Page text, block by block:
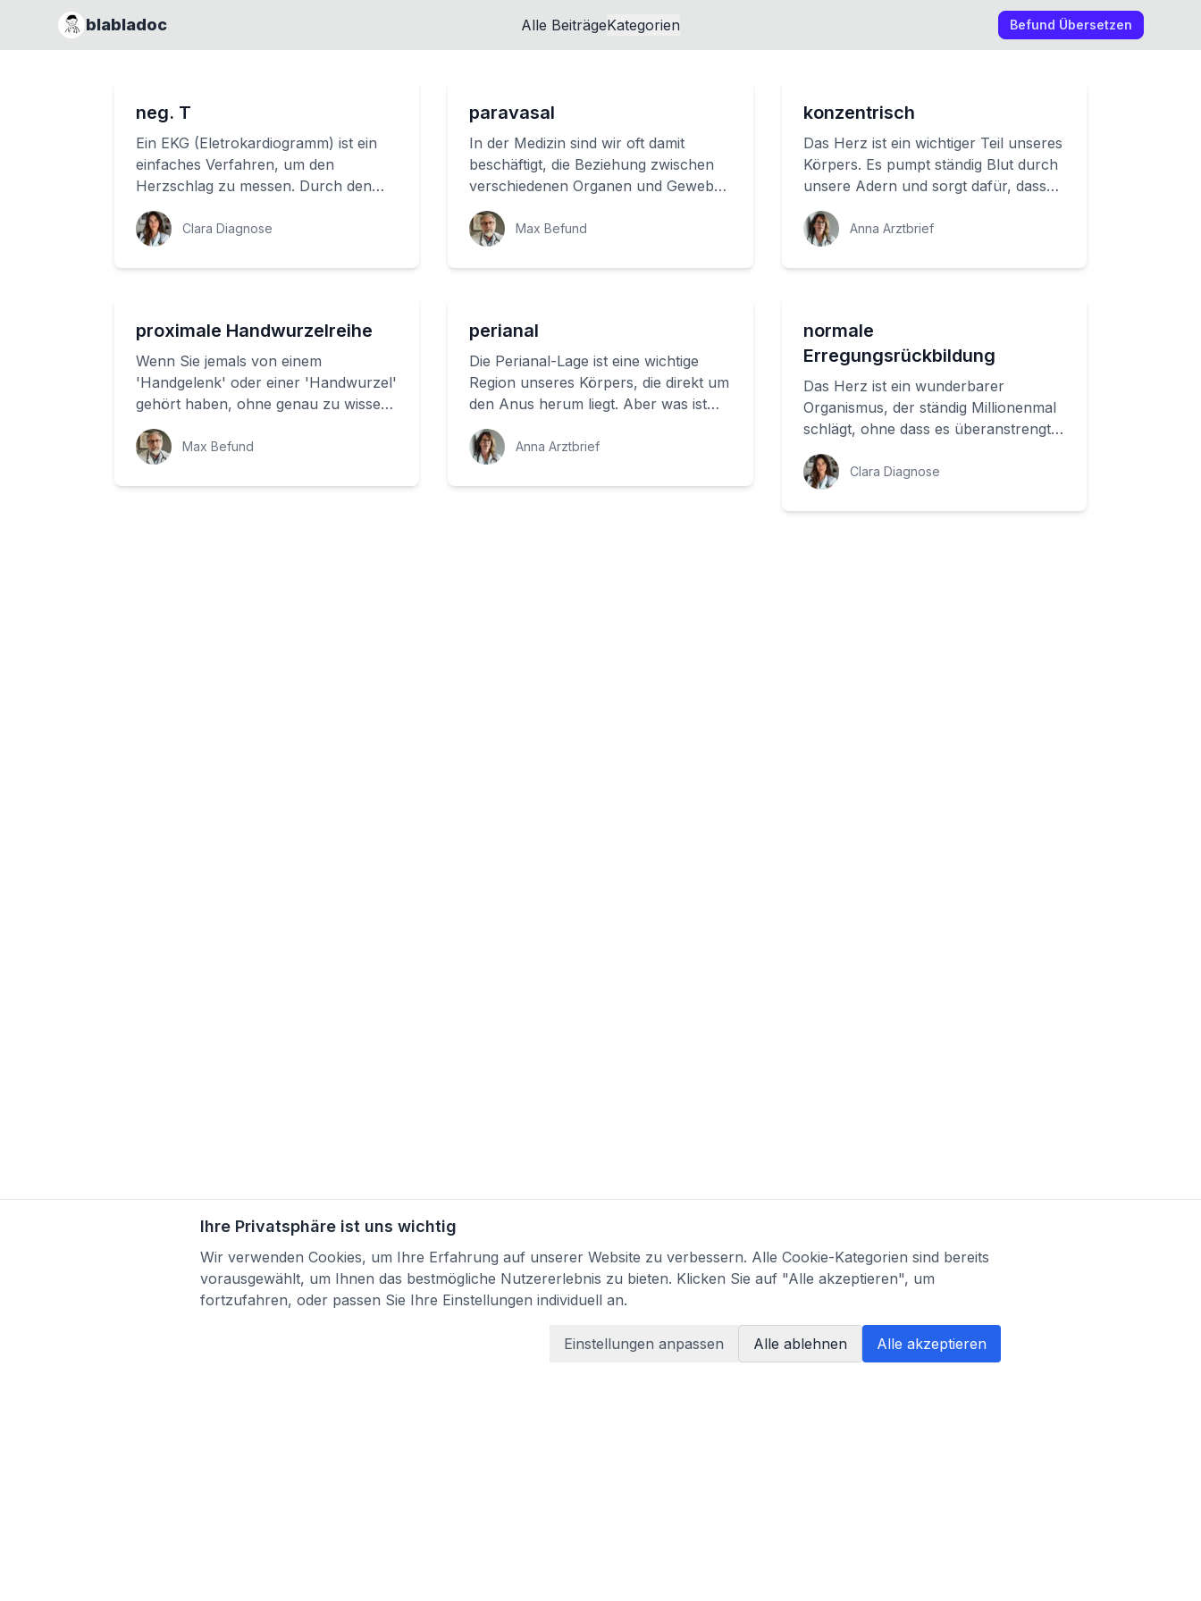
blabladoc Alle BeiträgeKategorien Befund Übersetzen
neg. T
Ein EKG (Eletrokardiogramm) ist ein
einfaches Verfahren, um den
Herzschlag zu messen. Durch den
Kontakt von Elektroden an der Haut
können Ärzte die el...
Clara Diagnose
paravasal
In der Medizin sind wir oft damit
beschäftigt, die Beziehung zwischen
verschiedenen Organen und Geweben
in unserem Körper zu verstehen. Ein
wichtiger ...Max Befund
konzentrisch
Das Herz ist ein wichtiger Teil unseres
Körpers. Es pumpt ständig Blut durch
unsere Adern und sorgt dafür, dass
alle wichtigen Organe mit Sauerstoff
u...
Anna Arztbrief
proximale Handwurzelreihe
Wenn Sie jemals von einem
'Handgelenk' oder einer 'Handwurzel'
gehört haben, ohne genau zu wissen,
was dahinter steckt, sind Sie nicht
alleine. Aber h...
Max Befund
perianal
Die Perianal-Lage ist eine wichtige
Region unseres Körpers, die direkt um
den Anus herum liegt. Aber was ist
eigentlich der Anus? Und warum ist es
wic...
Anna Arztbrief
normale
Erregungsrückbildung
Das Herz ist ein wunderbarer
Organismus, der ständig Millionenmal
schlägt, ohne dass es überanstrengt
wird. Aber wie gelingt ihm das? Ein
wichtiger Pr...Clara Diagnose
Ihre Privatsphäre ist uns wichtig
Wir verwenden Cookies, um Ihre Erfahrung auf unserer Website zu verbessern. Alle Cookie-Kategorien sind bereits
vorausgewählt, um Ihnen das bestmögliche Nutzererlebnis zu bieten. Klicken Sie auf "Alle akzeptieren", um
fortzufahren, oder passen Sie Ihre Einstellungen individuell an.
Einstellungen anpassen Alle ablehnen Alle akzeptieren